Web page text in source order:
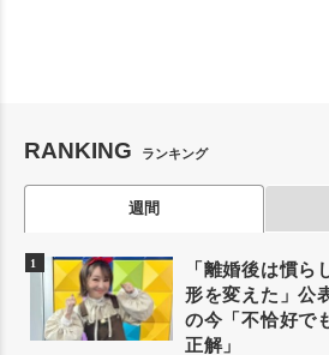
RANKING ランキング
週間
「離婚後は慣ら
形を変えた」公
の今「不恰好で
正解」